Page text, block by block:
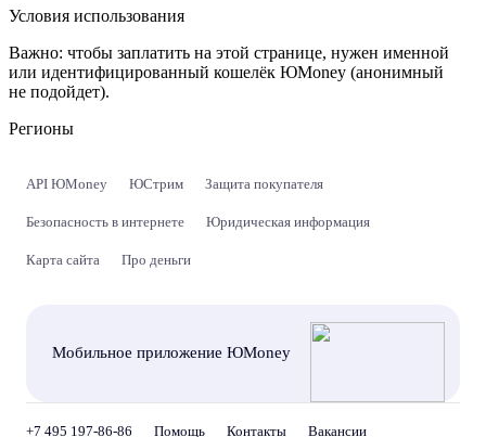
Условия использования
Важно: чтобы заплатить на этой странице, нужен именной
или идентифицированный кошелёк ЮMoney (анонимный
не подойдет).
Регионы
API ЮMoney ЮСтрим Защита покупателя
Безопасность в интернете Юридическая информация
Карта сайта Про деньги
Мобильное приложение ЮMoney
+7 495 197-86-86 Помощь Контакты Вакансии